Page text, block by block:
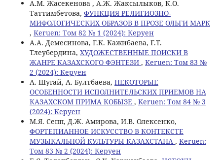
А.М. Жасекенова , А.Ж. Жаксылыков, К.О.
Таттимбетова, ФУНКЦИЯ РЕЛИГИОЗНО-
МИФОЛОГИЧЕСКИХ ОБРАЗОВ В ПРОЗЕ ОЛЬГИ МАРК
, Keruen: Том 82 № 1 (2024): Керуен
А.А. Демесинова, Г.К. Кажибаева, Г.Т.
Тлеубердина, ХУДОЖЕСТВЕННЫЕ ПОИСКИ В
ЖАНРЕ КАЗАХСКОГО ФЭНТЕЗИ , Keruen: Том 83 №
2 (2024): Керуен
A. Шугай, A. Бултбаева, НЕКОТОРЫЕ
ОСОБЕННОСТИ ИСПОЛНИТЕЛЬСКИХ ПРИЕМОВ НА
КАЗАХСКОМ ПРИМА КОБЫЗЕ , Keruen: Том 84 № 3
(2024): Керуен
M.Я. Сепп, Д.Ж. Амирова, И.В. Олексенко,
ФОРТЕПИАННОЕ ИСКУССТВО В КОНТЕКСТЕ
МУЗЫКАЛЬНОЙ КУЛЬТУРЫ КАЗАХСТАНА , Keruen:
Том 83 № 2 (2024): Керуен